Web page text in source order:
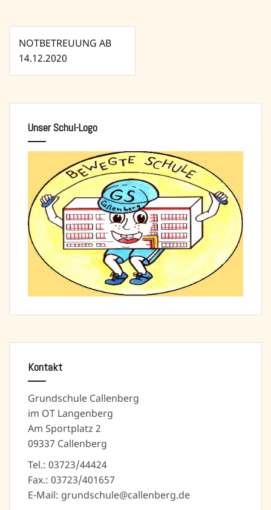
Beitragsnavigation
NOTBETREUUNG AB
14.12.2020
Unser Schul-Logo
Kontakt
Grundschule Callenberg
im OT Langenberg
Am Sportplatz 2
09337 Callenberg
Tel.: 03723/44424
Fax.: 03723/401657
E-Mail: grundschule@callenberg.de